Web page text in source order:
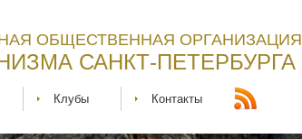
ОБЩЕСТВЕННАЯ ОРГАНИЗАЦИЯ
САНКТ-ПЕТЕРБУРГА
Клубы Контакты